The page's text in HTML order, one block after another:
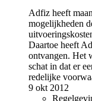
Adfiz heeft
mogelijkheden
Daartoe heeft
ontvangen. Het
schat in dat er
redelijke
9 okt 2012